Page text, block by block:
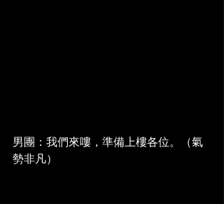
男團：我們來嘍，準備上樓各位。（氣
勢非凡）